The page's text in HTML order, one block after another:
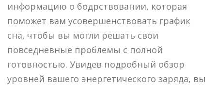
информацию о бодрствовании, которая
поможет вам усовершенствовать график
сна, чтобы вы могли решать свои
повседневные проблемы с полной
готовностью. Увидев подробный обзор
уровней вашего энергетического заряда, вы